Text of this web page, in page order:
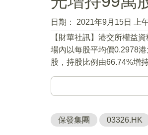
日期：
2021年9月15日 上
【財華社訊】港交所權益
場內以每股平均價0.2978
股，持股比例由66.74%增
保發集團 03326.HK